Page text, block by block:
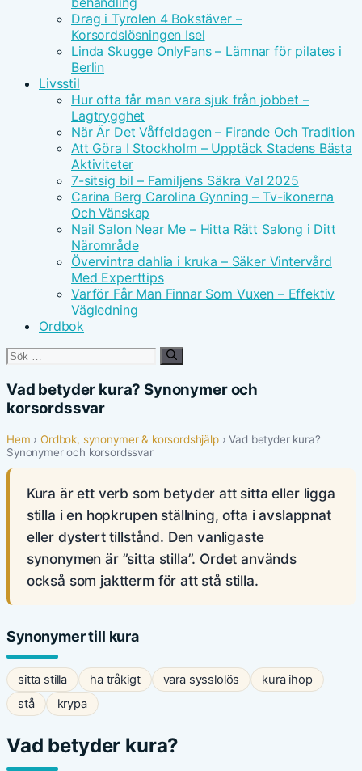
Drag i Tyrolen 4 Bokstäver –
Korsordslösningen Isel
Linda Skugge OnlyFans – Lämnar för pilates i
Berlin
Livsstil
Hur ofta får man vara sjuk från jobbet –
Lagtrygghet
När Är Det Våffeldagen – Firande Och Tradition
Att Göra I Stockholm – Upptäck Stadens Bästa
Aktiviteter
7-sitsig bil – Familjens Säkra Val 2025
Carina Berg Carolina Gynning – Tv-ikonerna
Och Vänskap
Nail Salon Near Me – Hitta Rätt Salong i Ditt
Närområde
Övervintra dahlia i kruka – Säker Vintervård
Med Experttips
Varför Får Man Finnar Som Vuxen – Effektiv
Vägledning
Ordbok
Sök
Vad betyder kura? Synonymer och
korsordssvar
Hem ›Ordbok, synonymer & korsordshjälp› Vad betyder kura?
Synonymer och korsordssvar
Kura är ett verb som betyder att sitta eller ligga
stilla i en hopkrupen ställning, ofta i avslappnat
eller dystert tillstånd. Den vanligaste
synonymen är ”sitta stilla”. Ordet används
också som jaktterm för att stå stilla.
Synonymer till kura
sitta stilla ha tråkigt vara sysslolös
kura ihop
stå
krypa
Vad betyder kura?